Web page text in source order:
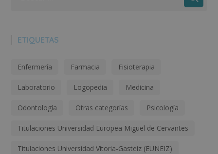
ETIQUETAS
Enfermería Farmacia Fisioterapia
Laboratorio Logopedia Medicina
Odontología Otras categorías Psicología
Titulaciones Universidad Europea Miguel de Cervantes
Titulaciones Universidad Vitoria-Gasteiz (EUNEIZ)